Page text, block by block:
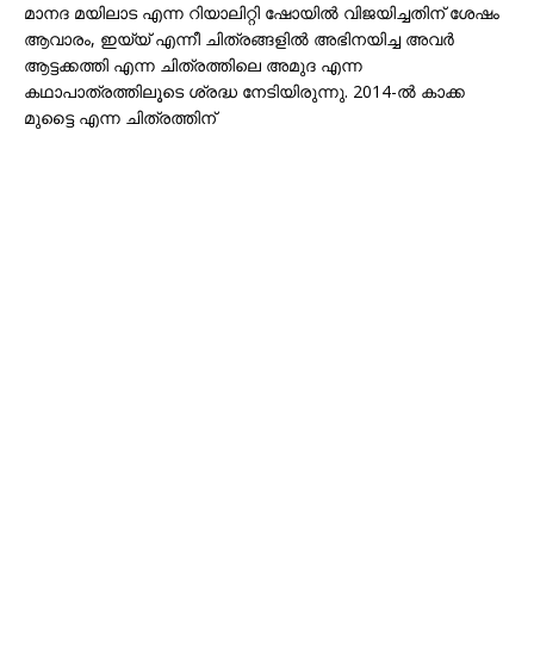
മാനദ മയിലാട എന്ന റിയാലിറ്റി ഷോയിൽ വിജയിച്ചതിന് ശേഷം
ആവാരം, ഇയ്യ് എന്നീ ചിത്രങ്ങളിൽ അഭിനയിച്ച അവർ
ആട്ടക്കത്തി എന്ന ചിത്രത്തിലെ അമുദ എന്ന
കഥാപാത്രത്തിലൂടെ ശ്രദ്ധ നേടിയിരുന്നു. 2014-ൽ കാക്ക
മുട്ടൈ എന്ന ചിത്രത്തിന്